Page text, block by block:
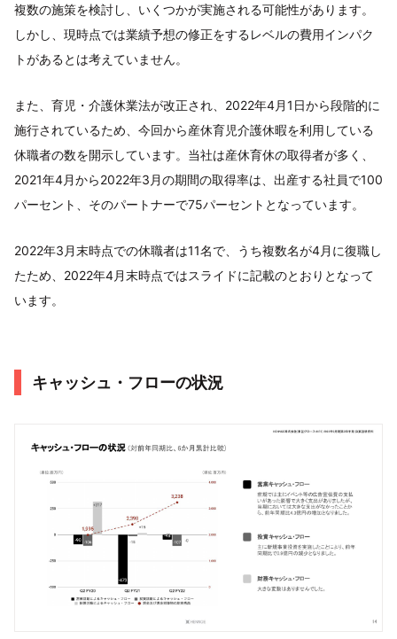
複数の施策を検討し、いくつかが実施される可能性があります。
しかし、現時点では業績予想の修正をするレベルの費用インパク
トがあるとは考えていません。
また、育児・介護休業法が改正され、2022年4月1日から段階的に
施行されているため、今回から産休育児介護休暇を利用している
休職者の数を開示しています。当社は産休育休の取得者が多く、
2021年4月から2022年3月の期間の取得率は、出産する社員で100
パーセント、そのパートナーで75パーセントとなっています。
2022年3月末時点での休職者は11名で、うち複数名が4月に復職し
たため、2022年4月末時点ではスライドに記載のとおりとなって
います。
キャッシュ・フローの状況